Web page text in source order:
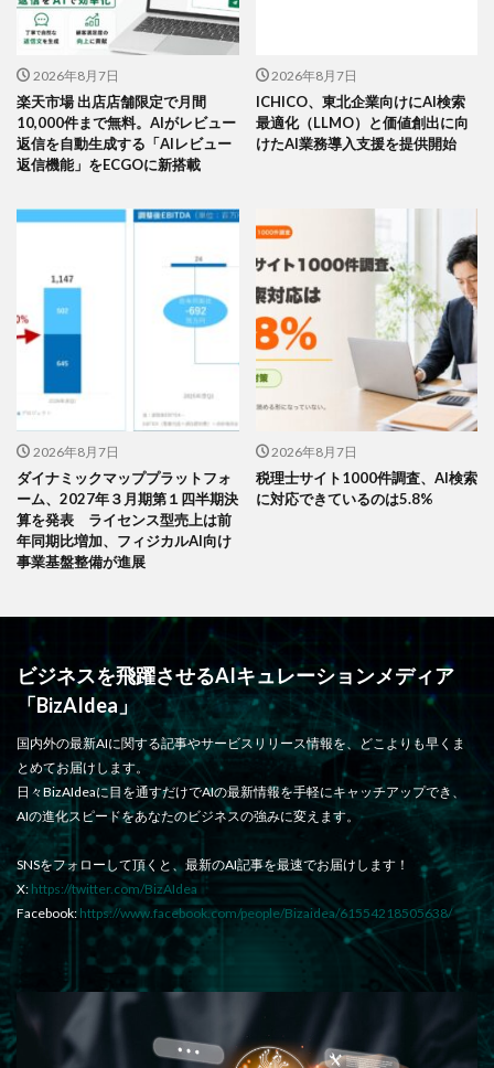
2026年8月7日
楽天市場 出店店舗限定で月間
10,000件まで無料。AIがレビュー
返信を自動生成する「AIレビュー
返信機能」をECGOに新搭載
2026年8月7日
ICHICO、東北企業向けにAI検索
最適化（LLMO）と価値創出に向
けたAI業務導入支援を提供開始
2026年8月7日
ダイナミックマッププラットフォ
ーム、2027年３月期第１四半期決
算を発表 ライセンス型売上は前
年同期比増加、フィジカルAI向け
事業基盤整備が進展
2026年8月7日
税理士サイト1000件調査、AI検索
に対応できているのは5.8%
ビジネスを飛躍させるAIキュレーションメディア
「BizAIdea」
国内外の最新AIに関する記事やサービスリリース情報を、どこよりも早くま
とめてお届けします。
日々BizAIdeaに目を通すだけでAIの最新情報を手軽にキャッチアップでき、
AIの進化スピードをあなたのビジネスの強みに変えます。
SNSをフォローして頂くと、最新のAI記事を最速でお届けします！
X: https://twitter.com/BizAIdea
Facebook: https://www.facebook.com/people/Bizaidea/61554218505638/